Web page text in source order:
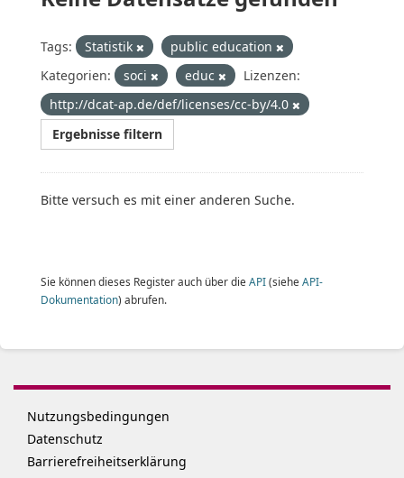
Tags: Statistik
public education
Kategorien:
soci educ
Lizenzen:
http://dcat-ap.de/def/licenses/cc-by/4.0
Ergebnisse filtern
Bitte versuch es mit einer anderen Suche.
Sie können dieses Register auch über die API(siehe API-
Dokumentation) abrufen.
Nutzungsbedingungen
Datenschutz
Barrierefreiheitserklärung